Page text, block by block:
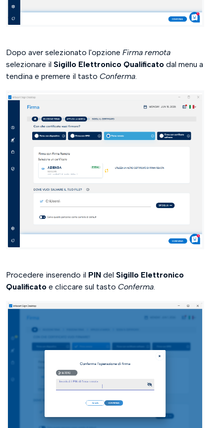
Dopo aver selezionato l'opzione Firma remota
selezionare il Sigillo Elettronico Qualificato dal menu a
tendina e premere il tasto Conferma.
Procedere inserendo il PIN del Sigillo Elettronico
Qualificato e cliccare sul tasto Conferma.